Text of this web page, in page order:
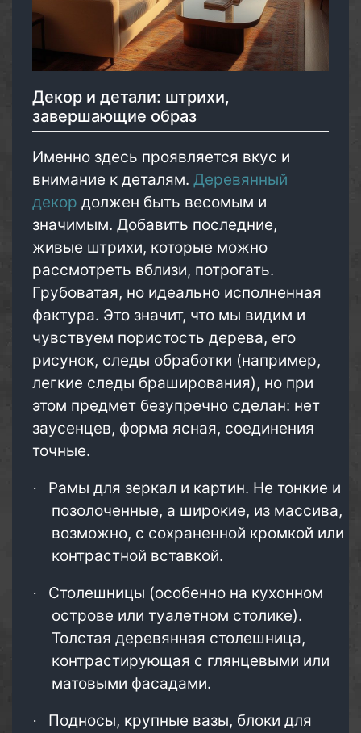
Декор и детали: штрихи,
завершающие образ
Именно здесь проявляется вкус и
внимание к деталям. Деревянный
декор должен быть весомым и
значимым. Добавить последние,
живые штрихи, которые можно
рассмотреть вблизи, потрогать.
Грубоватая, но идеально исполненная
фактура. Это значит, что мы видим и
чувствуем пористость дерева, его
рисунок, следы обработки (например,
легкие следы браширования), но при
этом предмет безупречно сделан: нет
заусенцев, форма ясная, соединения
точные.
·
Рамы для зеркал и картин. Не тонкие и
позолоченные, а широкие, из массива,
возможно, с сохраненной кромкой или
контрастной вставкой.
·
Столешницы (особенно на кухонном
острове или туалетном столике).
Толстая деревянная столешница,
контрастирующая с глянцевыми или
матовыми фасадами.
·
Подносы, крупные вазы, блоки для